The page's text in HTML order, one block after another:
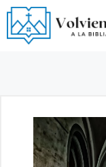
Saltar
al
contenido